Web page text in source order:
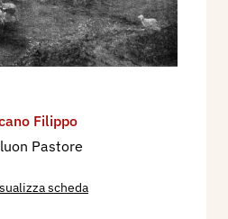
Filippo
Pastore
scheda